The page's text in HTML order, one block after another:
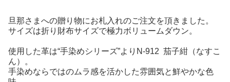
旦那さまへの贈り物にお札入れのご注文を頂きました。
サイズは折り財布サイズで極力ボリュームダウン。
使用した革は“手染めシリーズ”よりN-912 茄子紺（なすこ
ん）。
手染めならではのムラ感を活かした雰囲気と鮮やかな色